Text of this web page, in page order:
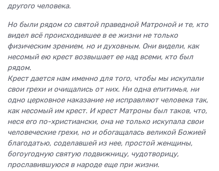
другого человека.
Но были рядом со святой праведной Матроной и те, кто
видел всё происходившее в ее жизни не только
физическим зрением, но и духовным. Они видели, как
несомый ею крест возвышает ее над всеми, кто был
рядом.
Крест дается нам именно для того, чтобы мы искупали
свои грехи и очищались от них. Ни одна епитимья, ни
одно церковное наказание не исправляют человека так,
как несомый им крест. И крест Матроны был таков, что,
неся его по-христиански, она не только искупала свои
человеческие грехи, но и обогащалась великой Божией
благодатью, соделавшей из нее, простой женщины,
богоугодную святую подвижницу, чудотворицу,
прославившуюся в народе еще при жизни.